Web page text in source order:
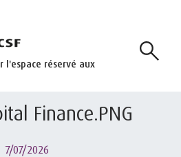
l'espace réservé aux
Finance.PNG
7/07/2026